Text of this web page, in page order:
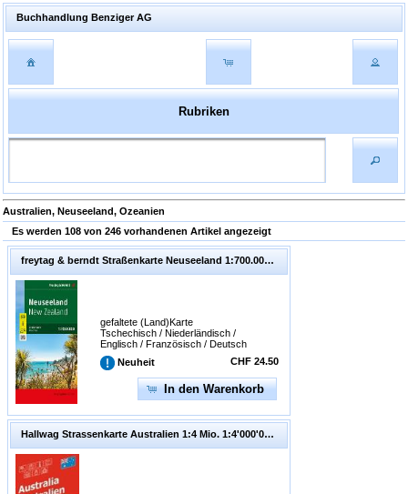
Buchhandlung Benziger AG
Rubriken
Australien, Neuseeland, Ozeanien
Es werden 108 von 246 vorhandenen Artikel angezeigt
freytag & berndt Straßenkarte Neuseeland 1:700.000. 1:700'000
gefaltete (Land)Karte
Tschechisch / Niederländisch /
Englisch / Französisch / Deutsch
/ Ungarisch / Italienisch /
Polnisch / Slowakisch
Neuheit CHF 24.50
In den Warenkorb
Hallwag Strassenkarte Australien 1:4 Mio. 1:4'000'000